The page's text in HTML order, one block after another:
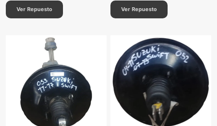
Ver Repuesto Ver Repuesto